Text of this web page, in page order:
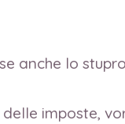
anche lo
imposte,